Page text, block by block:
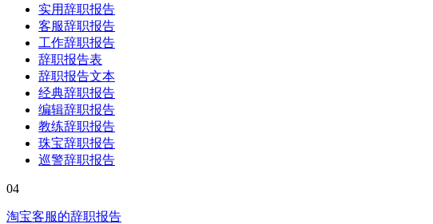
实用辞职报告
客服辞职报告
工作辞职报告
辞职报告表
辞职报告文本
经典辞职报告
编辑辞职报告
教练辞职报告
珠宝辞职报告
巡警辞职报告
04
淘宝客服的辞职报告